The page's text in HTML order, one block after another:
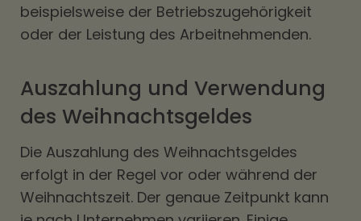
beispielsweise der Betriebszugehörigkeit
oder der Leistung des Arbeitnehmenden.
Auszahlung und Verwendung
des Weihnachtsgeldes
Die Auszahlung des Weihnachtsgeldes
erfolgt in der Regel vor oder während der
Weihnachtszeit. Der genaue Zeitpunkt kann